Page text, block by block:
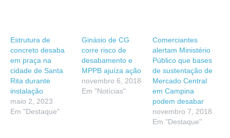
Estrutura de
concreto desaba
em praça na
cidade de Santa
Rita durante
instalação
maio 2, 2023
Em "Destaque"
Ginásio de CG
corre risco de
desabamento e
MPPB ajuíza ação
novembro 6, 2018
Em "Notícias"
Comerciantes
alertam Ministério
Público que bases
de sustentação de
Mercado Central
em Campina
podem desabar
novembro 7, 2018
Em "Destaque"